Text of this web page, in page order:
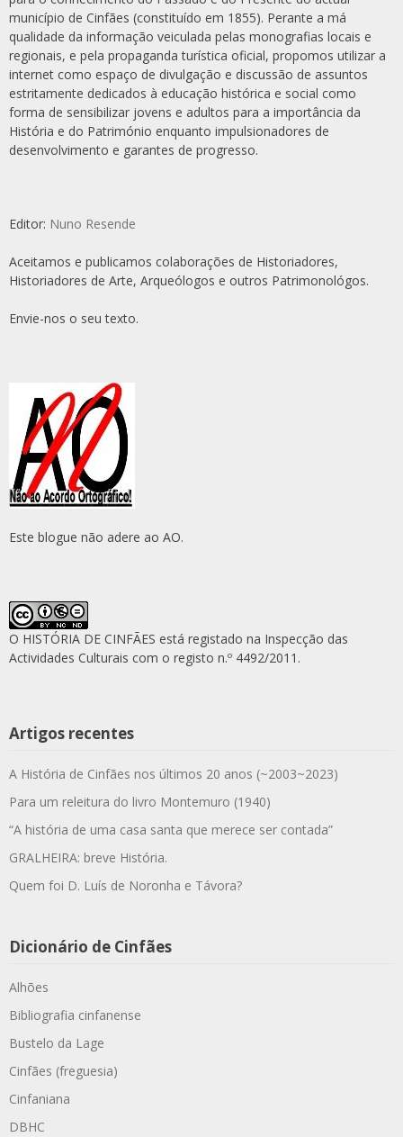
município de Cinfães (constituído em 1855). Perante a má
qualidade da informação veiculada pelas monografias locais e
regionais, e pela propaganda turística oficial, propomos utilizar a
internet como espaço de divulgação e discussão de assuntos
estritamente dedicados à educação histórica e social como
forma de sensibilizar jovens e adultos para a importância da
História e do Património enquanto impulsionadores de
desenvolvimento e garantes de progresso.
Editor: Nuno Resende
Aceitamos e publicamos colaborações de Historiadores,
Historiadores de Arte, Arqueólogos e outros Patrimonológos.
Envie-nos o seu texto.
Este blogue não adere ao AO.
O HISTÓRIA DE CINFÃES está registado na Inspecção das
Actividades Culturais com o registo n.º 4492/2011.
Artigos recentes
A História de Cinfães nos últimos 20 anos (~2003~2023)
Para um releitura do livro Montemuro (1940)
“A história de uma casa santa que merece ser contada”
GRALHEIRA: breve História.
Quem foi D. Luís de Noronha e Távora?
Dicionário de Cinfães
Alhões
Bibliografia cinfanense
Bustelo da Lage
Cinfães (freguesia)
Cinfaniana
DBHC